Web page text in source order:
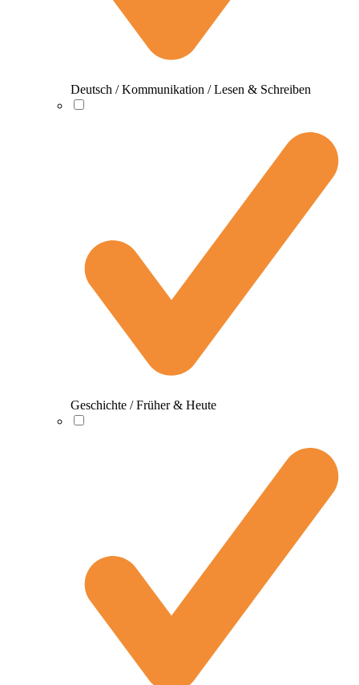
Deutsch / Kommunikation / Lesen & Schreiben
Geschichte / Früher & Heute